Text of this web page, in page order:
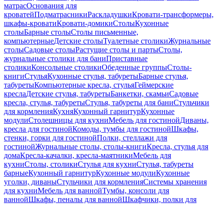
матрасОснования для
кроватейПодматрасникиРаскладушкиКровати-трансформеры,
шкафы-кроватиКровати-домикиСтолыКухонные
столыБарные столыСтолы письменные,
компьютерныеДетские столыТуалетные столикиЖурнальные
столыСадовые столыРастущие столы и партыСтолы,
журнальные столики для баниПриставные
столикиКонсольные столикиОбеденные группыСтолы-
книгиСтульяКухонные стулья, табуретыБарные стулья,
табуретыКомпьютерные кресла, стульяГеймерские
креслаДетские стулья, табуретыБанкетки, скамьиСадовые
кресла, стулья, табуретыСтулья, табуреты для баниСтульчики
для кормленияКухняКухонный гарнитурКухонные
модулиСтолешницы для кухниМебель для гостинойДиваны,
кресла для гостинойКомоды, тумбы для гостинойШкафы,
стенки, горки для гостинойПолки, стеллажи для
гостинойЖурнальные столы, столы-книгиКресла, стулья для
домаКресла-качалки, кресла-маятникиМебель для
кухниСтолы, столикиСтулья для кухниСтулья, табуреты
барныеКухонный гарнитурКухонные модулиКухонные
уголки, диваныСтульчики для кормленияСистемы хранения
для кухниМебель для ваннойТумбы, консоли для
ваннойШкафы, пеналы для ваннойШкафчики, полки для